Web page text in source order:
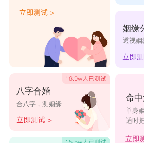
龙年出生男孩起名字两个字
博清、奇运、非顺、译天、阳旭
伦、修竣、森胜、溥唯、舟朝
择、译圣、腾寒、千骐、佰伯
涵、冠驰、封航、翰旭、耿旭
晋、训宸、轩洋、骏家、盛邦
毅、绎彬、宗南、韶子、均宝
蓝、运君、贵圣、恒勋、纯铭
八字合婚
合八字，测姻缘
姻缘
透视姻
命
单身
适时